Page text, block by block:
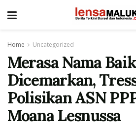
Home Uncategorized
Merasa Nama
Dicemarkan,
Polisikan ASN
Moana Lesnussa